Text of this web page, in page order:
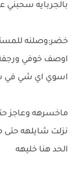
بالجربايه سحبني
خضر:وصلنه
اوصف خوفي ورجفة
اسوي اي شي في
ماخسرهه وعاجز
نزلت شايلهه
الحد هنا خليهه